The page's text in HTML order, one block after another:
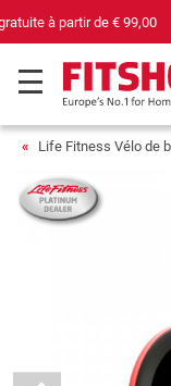
69
Life Fitness Vélo de